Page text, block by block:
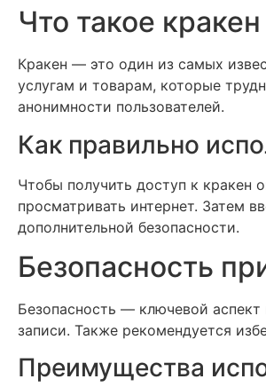
Что такое
Кракен — это один из самых
услугам и товарам, которые
анонимности пользователей.
Как правильно
Чтобы получить доступ к кракен
просматривать интернет. Затем
дополнительной безопасности.
Безопасность
Безопасность — ключевой
записи. Также рекомендуется
Преимущества